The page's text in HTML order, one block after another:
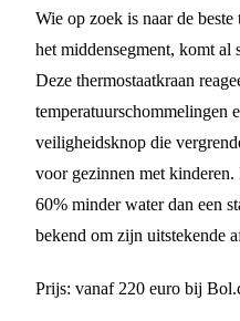
Wie op zoek is naar de
het middensegment, komt
Deze thermostaatkraan
temperatuurschommelingen
veiligheidsknop die
voor gezinnen met
60% minder water dan een
bekend om zijn uitstekende
Prijs: vanaf 220 euro bij